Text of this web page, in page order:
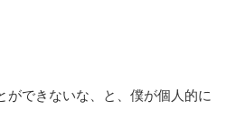
ができないな、と、僕が個人的に